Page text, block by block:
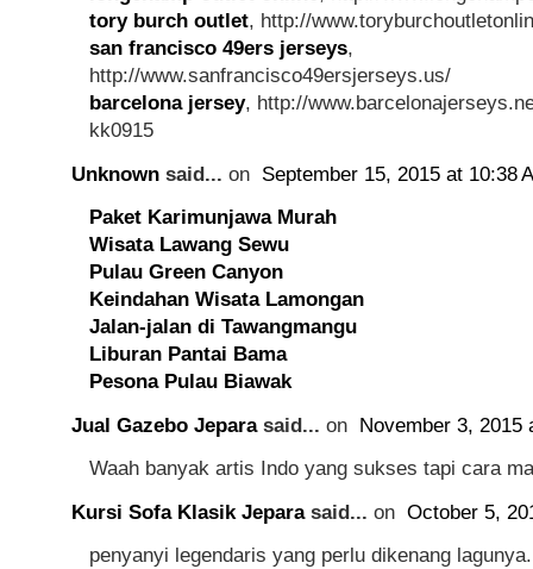
tory burch outlet, http://
san francisco 49ers jerseys,
http://www.sanfrancisco49ersjerseys.us/
barcelona jersey, http://
kk0915
Unknown said... on September 15, 2015 at 10:38
Paket Karimunjawa Murah
Wisata Lawang Sewu
Pulau Green Canyon
Keindahan Wisata Lamongan
Jalan-jalan di Tawangmangu
Liburan Pantai Bama
Pesona Pulau Biawak
Jual Gazebo Jeparasaid... on November 3, 2015
Waah banyak artis Indo yang sukses tapi cara
Kursi Sofa Klasik Jeparasaid... on October 5,
penyanyi legendaris yang perlu dikenang lagunya.